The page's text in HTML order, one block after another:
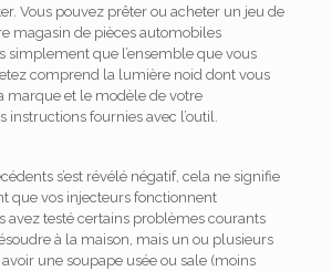
Vous pouvez prêter ou acheter un jeu de
magasin de pièces automobiles
simplement que l’ensemble que vous
comprend la lumière noid dont vous
marque et le modèle de votre
instructions fournies avec l’outil.
s’est révélé négatif, cela ne signifie
que vos injecteurs fonctionnent
avez testé certains problèmes courants
à la maison, mais un ou plusieurs
une soupape usée ou sale (moins